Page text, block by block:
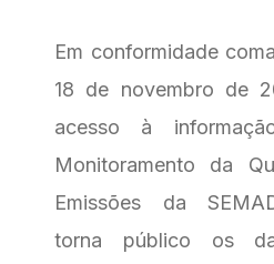
Em conformidade
18 de novembro de
acesso à
Monitoramento da
Emissões da
torna público os